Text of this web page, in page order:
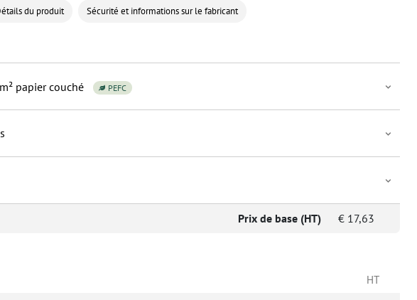
du produit Sécurité et informations sur le fabricant
papier couché PEFC
Prix de base (HT) € 17,63
HT